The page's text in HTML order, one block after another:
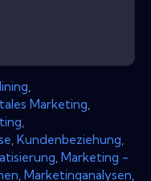
Marketing
Kundenbeziehung
Marketing -
Marketinganalysen